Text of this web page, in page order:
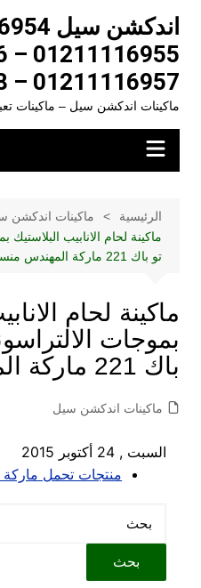
01211116957 – 01211116958
ماكينات اندكشن سيل – ماكينات
الرئيسية
ماكينات اندكشن
ماكينة لحام الانابيب
تو باك 221 ماركة المهندس منسي
ماكينة لحام
بموجات
باك 221 ماركة المهندس منسي
ماكينات اندكشن سيل
السبت , 24 أكتوبر 2015
منتجات تحمل ماركة